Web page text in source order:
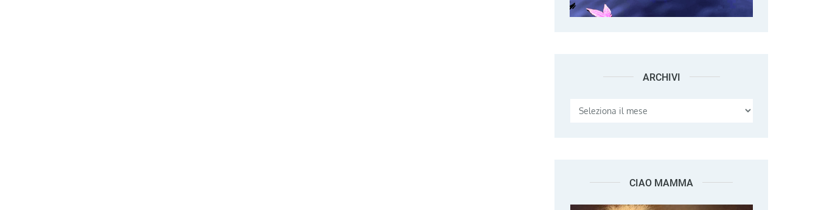
ARCHIVI Archivi
CIAO MAMMA